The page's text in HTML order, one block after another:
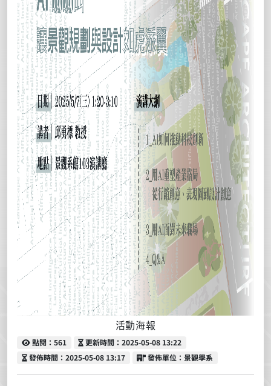
活動海報
點閱
點閱：561 更新時間
更新時間：2025-05-08 13:22
發佈時間
發佈時間：2025-05-08 13:17 發佈單位
發佈單位：景觀學系